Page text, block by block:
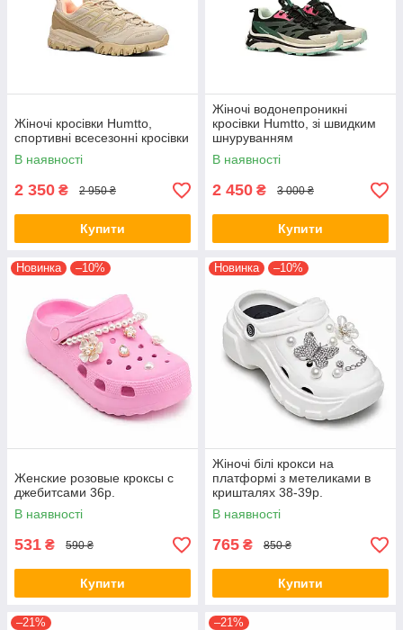
Жіночі кросівки Humtto,
спортивні всесезонні кросівки
В наявності
2 350 ₴ 2 950 ₴
Купити
Жіночі водонепроникні
кросівки Humtto, зі швидким
шнуруванням
В наявності
2 450 ₴ 3 000 ₴
Купити
Новинка –10%
Женские розовые кроксы с
джебитсами 36р.
В наявності
531 ₴ 590 ₴
Купити
Новинка –10%
Жіночі білі крокси на
платформі з метеликами в
кришталях 38-39р.
В наявності
765 ₴ 850 ₴
Купити
–21% –21%